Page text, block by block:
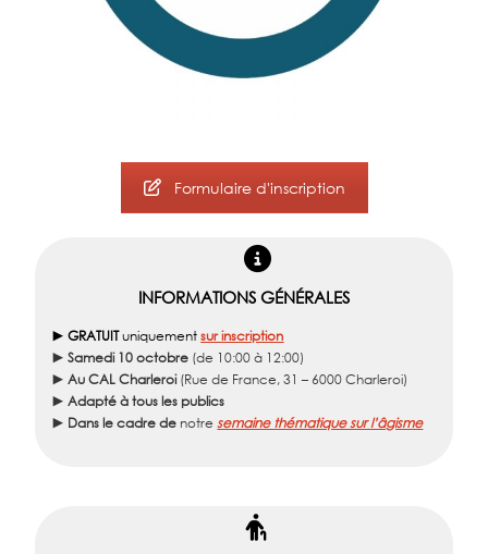
Formulaire d'inscription
INFORMATIONS GÉNÉRALES
► GRATUITuniquementsur inscription
► Samedi 10 octobre (de 10:00 à 12:00)
► Au CAL Charleroi(Rue de France, 31 – 6000 Charleroi)
► Adapté à tous les publics
► Dans le cadre de notresemaine thématique sur l’âgisme